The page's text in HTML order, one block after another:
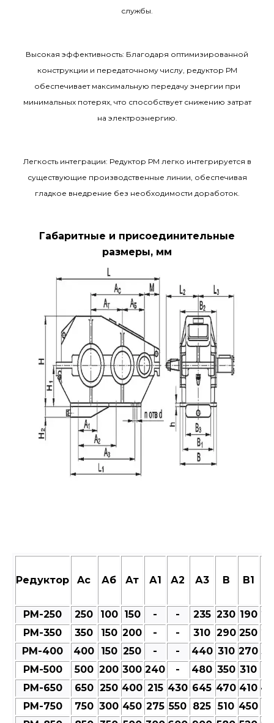
службы.
Высокая эффективность: Благодаря оптимизированной
конструкции и передаточному числу, редуктор РМ
обеспечивает максимальную передачу энергии при
минимальных потерях, что способствует снижению затрат
на электроэнергию.
Легкость интеграции: Редуктор РМ легко интегрируется в
существующие производственные линии, обеспечивая
гладкое внедрение без необходимости доработок.
Габаритные и присоединительные
размеры, мм
Редуктор Aс Аб Ат А1 А2 А3 В В1
РМ-250 250 100 150 - - 235 230 190
РМ-350
350 150 200 - - 310 290 250
РМ-400
400 150 250 - - 440 310 270
РМ-500
500 200 300 240 - 480 350 310
РМ-650
650 250 400 215 430 645 470 410
РМ-750
750 300 450 275 550 825 510 450